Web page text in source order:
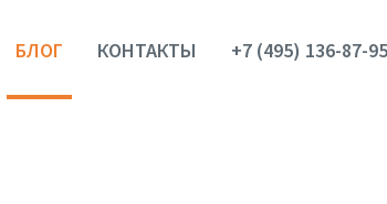
БЛОГ КОНТАКТЫ +7 (495) 136-87-95